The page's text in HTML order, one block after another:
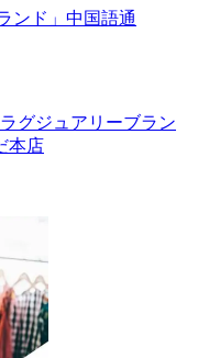
ンド」中国語通
グジュアリーブラン
本店